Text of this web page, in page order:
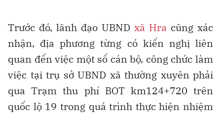
Trước đó, lãnh đạo UBND xã Hra cũng xác
nhận, địa phương từng có kiến nghị liên
quan đến việc một số cán bộ, công chức làm
việc tại trụ sở UBND xã thường xuyên phải
qua Trạm thu phí BOT km124+720 trên
quốc lộ 19 trong quá trình thực hiện nhiệm